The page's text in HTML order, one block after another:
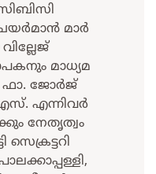
മാർ
മാധ്യമ
ഫാ. ജോർജ്
എന്നിവർ
നേതൃത്വം
സെക്രട്ടറി